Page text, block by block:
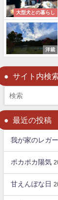
大型犬との暮らし
洋裁
サイト内検
最近の投稿
我が家のレガ
ポカポカ陽気
甘えんぼな日